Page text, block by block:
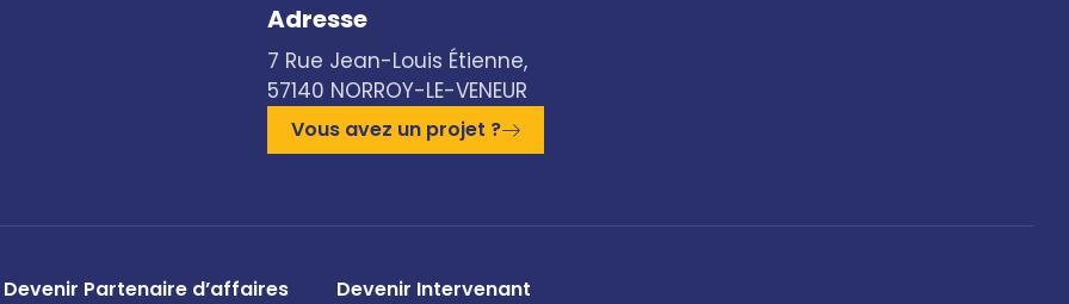
Adresse
7 Rue Jean-Louis Étienne,
57140 NORROY-LE-VENEUR
Vous avez un projet ?
Devenir Partenaire d’affaires Devenir Intervenant